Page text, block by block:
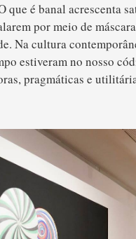
é banal acrescenta
por meio de
Na cultura
estiveram no nosso
pragmáticas e